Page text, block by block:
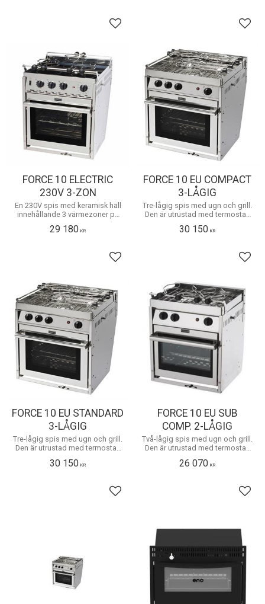
Lägg till i favoriter
FORCE 10 ELECTRIC
230V 3-ZON
En 230V spis med keramisk häll
innehållande 3 värmezoner på
och grill 1300W.
29 180 KR
Lägg till i favoriter
FORCE 10 EU COMPACT
3-LÅGIG
Tre-lågig spis med ugn och grill.
Den är utrustad med termostat,
ugnslucka som glider in under
30 150 KR
FORCE 10 EU STANDARD
3-LÅGIG
​Tre-lågig spis med ugn och grill.
Den är utrustad med termostat,
ugnslucka som glider in under
30 150 KR
Lägg till i favoriter
FORCE 10 EU SUB
COMP. 2-LÅGIG
Två-lågig spis med ugn och grill.
Den är utrustad med termostat,
ugnslucka som glider in under
26 070 KR